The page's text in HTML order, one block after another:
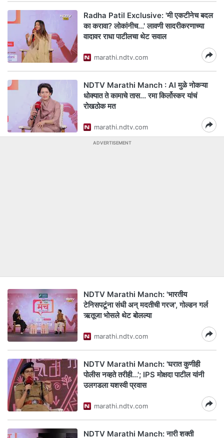
Radha Patil Exclusive: 'मी एकटीनेच बदल
का करावा? लोकांनीच...' लावणी सादरीकरणाच्या
वादावर राधा पाटीलचा थेट सवाल
marathi.ndtv.com
NDTV Marathi Manch : AI मुळे नोकऱ्या
धोक्यात ते कामाचे तास... रमा किर्लोस्कर यांचं
रोखठोक मत
marathi.ndtv.com
ADVERTISEMENT
NDTV Marathi Manch: 'भारतीय
टेनिसपटूंना संधी अन् मदतीची गरज', गोल्डन गर्ल
ऋतूजा भोसले थेट बोलल्या
marathi.ndtv.com
NDTV Marathi Manch: 'घरात कुणीही
पोलीस नव्हते तरीही...'; IPS मोक्षदा पाटील यांनी
उलगडला यशस्वी प्रवास
marathi.ndtv.com
NDTV Marathi Manch: नारी शक्ती